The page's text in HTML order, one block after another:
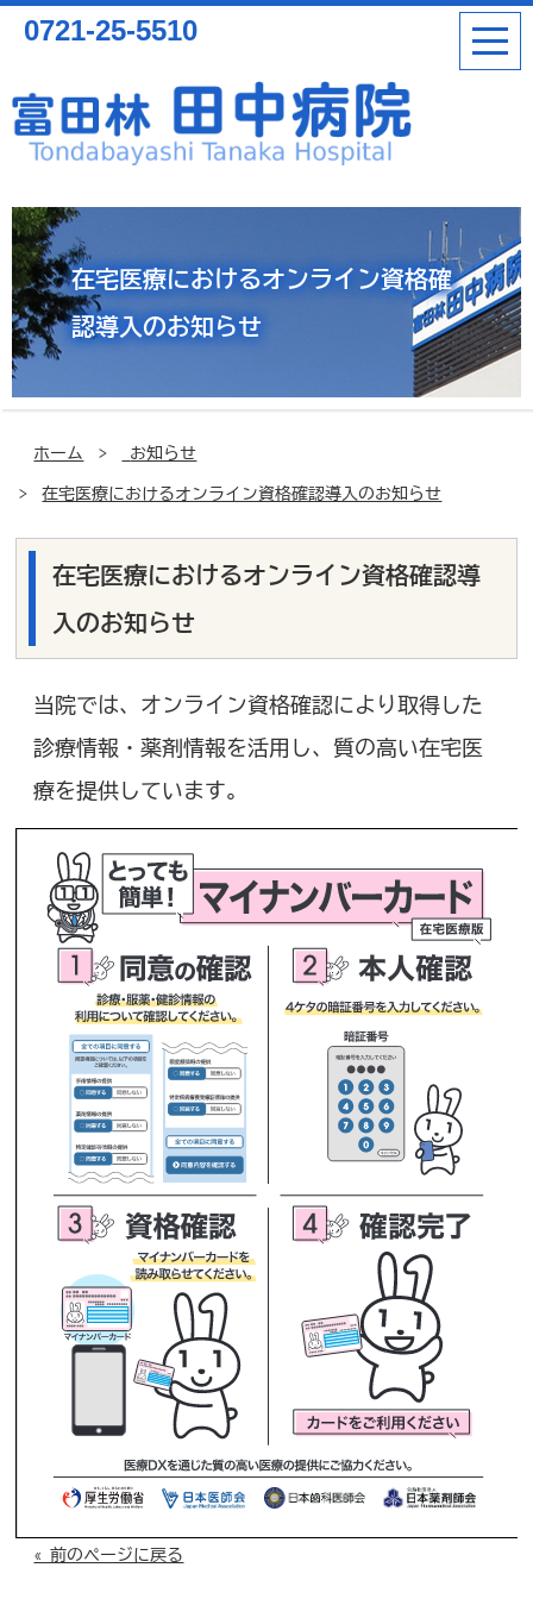
0721-25-5510
在宅医療におけるオンライン資格確
認導入のお知らせ
ホーム お知らせ
在宅医療におけるオンライン資格確認導入のお知らせ
在宅医療におけるオンライン資格確認導
入のお知らせ
当院では、オンライン資格確認により取得した
診療情報・薬剤情報を活用し、質の高い在宅医
療を提供しています。
« 前のページに戻る